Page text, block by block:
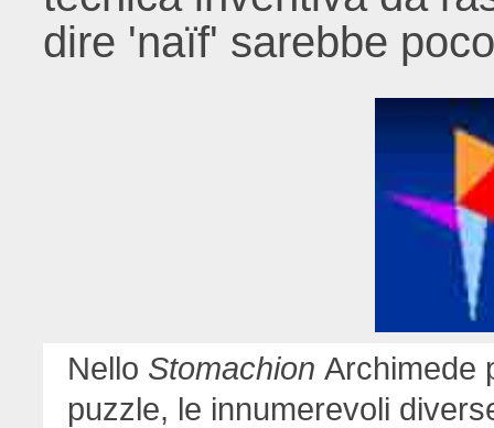
dire 'naïf' sarebbe
Nello Stomachion Archimede
puzzle, le innumerevoli